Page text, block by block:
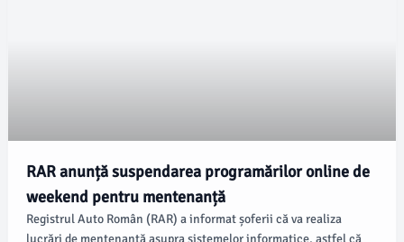
RAR anunță suspendarea programărilor online de
weekend pentru mentenanță
Registrul Auto Român (RAR) a informat șoferii că va realiza
lucrări de mentenanță asupra sistemelor informatice, astfel că